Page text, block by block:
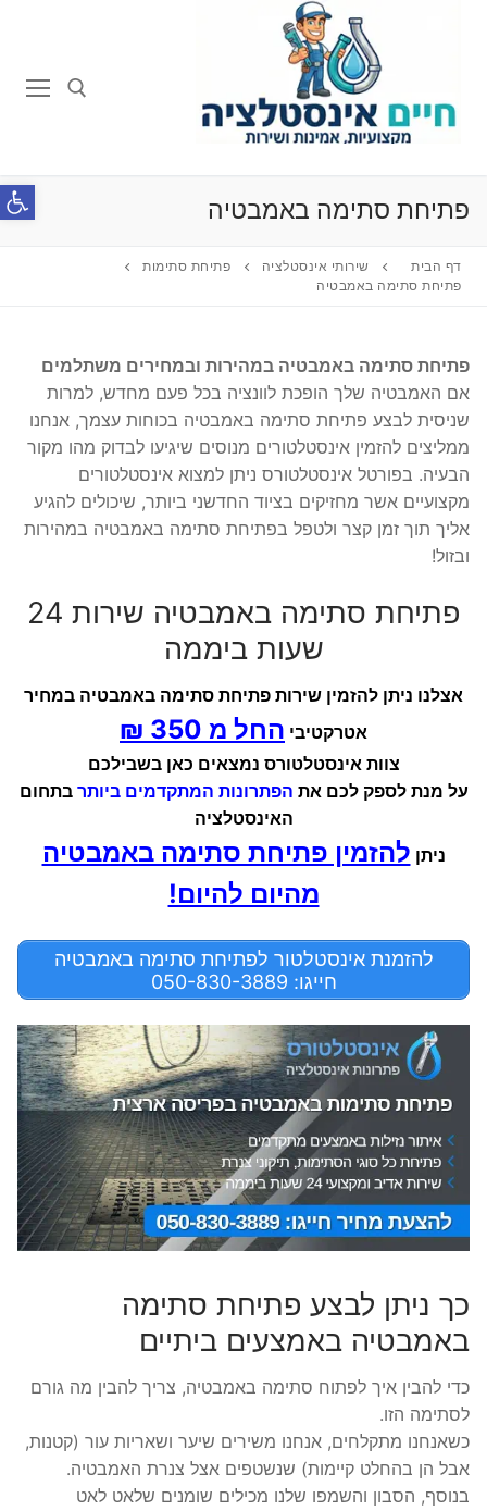
פתיחת סתימה באמבטיה
דף הבית שירותי אינסטלציה
פתיחת סתימות
פתיחת סתימה באמבטיה
פתיחת סתימה באמבטיה במהירות ובמחירים משתלמים
אם האמבטיה שלך הופכת לוונציה בכל פעם מחדש, למרות
שניסית לבצע פתיחת סתימה באמבטיה בכוחות עצמך, אנחנו
ממליצים להזמין אינסטלטורים מנוסים שיגיעו לבדוק מהו מקור
הבעיה. בפורטל אינסטלטורס ניתן למצוא אינסטלטורים
מקצועיים אשר מחזיקים בציוד החדשני ביותר, שיכולים להגיע
אליך תוך זמן קצר ולטפל בפתיחת סתימה באמבטיה במהירות
ובזול!
פתיחת סתימה באמבטיה שירות 24
שעות ביממה
אצלנו ניתן להזמין שירות פתיחת סתימה באמבטיה במחיר
אטרקטיבי החל מ 350 ₪
צוות אינסטלטורס נמצאים כאן בשבילכם
על מנת לספק לכם את הפתרונות המתקדמים ביותר בתחום
האינסטלציה
ניתן להזמין פתיחת סתימה באמבטיה
מהיום להיום!
להזמנת אינסטלטור לפתיחת סתימה באמבטיה
חייגו: 050-830-3889
כך ניתן לבצע פתיחת סתימה
באמבטיה באמצעים ביתיים
כדי להבין איך לפתוח סתימה באמבטיה, צריך להבין מה גורם
לסתימה הזו.
כשאנחנו מתקלחים, אנחנו משירים שיער ושאריות עור (קטנות,
אבל הן בהחלט קיימות) שנשטפים אצל צנרת האמבטיה.
בנוסף, הסבון והשמפו שלנו מכילים שומנים שלאט לאט
פתח